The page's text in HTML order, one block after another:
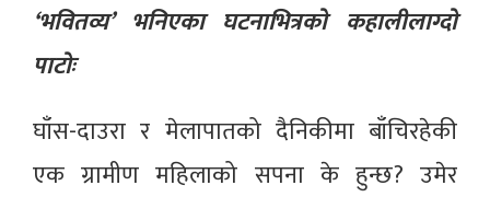
‘भवितव्य’ भनिएका घटनाभित्रको कहालीलाग्दो
पाटोः
घाँस-दाउरा र मेलापातको दैनिकीमा बाँचिरहेकी
एक ग्रामीण महिलाको सपना के हुन्छ? उमेर